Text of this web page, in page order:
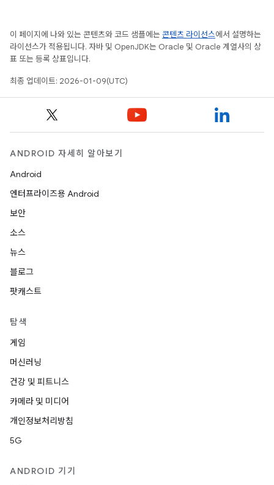
이 페이지에 나와 있는 콘텐츠와 코드 샘플에는 콘텐츠 라이선스에서 설명하는
라이선스가 적용됩니다. 자바 및 OpenJDK는 Oracle 및 Oracle 계열사의 상
표 또는 등록 상표입니다.
최종 업데이트: 2026-01-09(UTC)
ANDROID 자세히 알아보기
Android
엔터프라이즈용 Android
보안
소스
뉴스
블로그
팟캐스트
탐색
게임
머신러닝
건강 및 피트니스
카메라 및 미디어
개인정보처리방침
5G
ANDROID 기기